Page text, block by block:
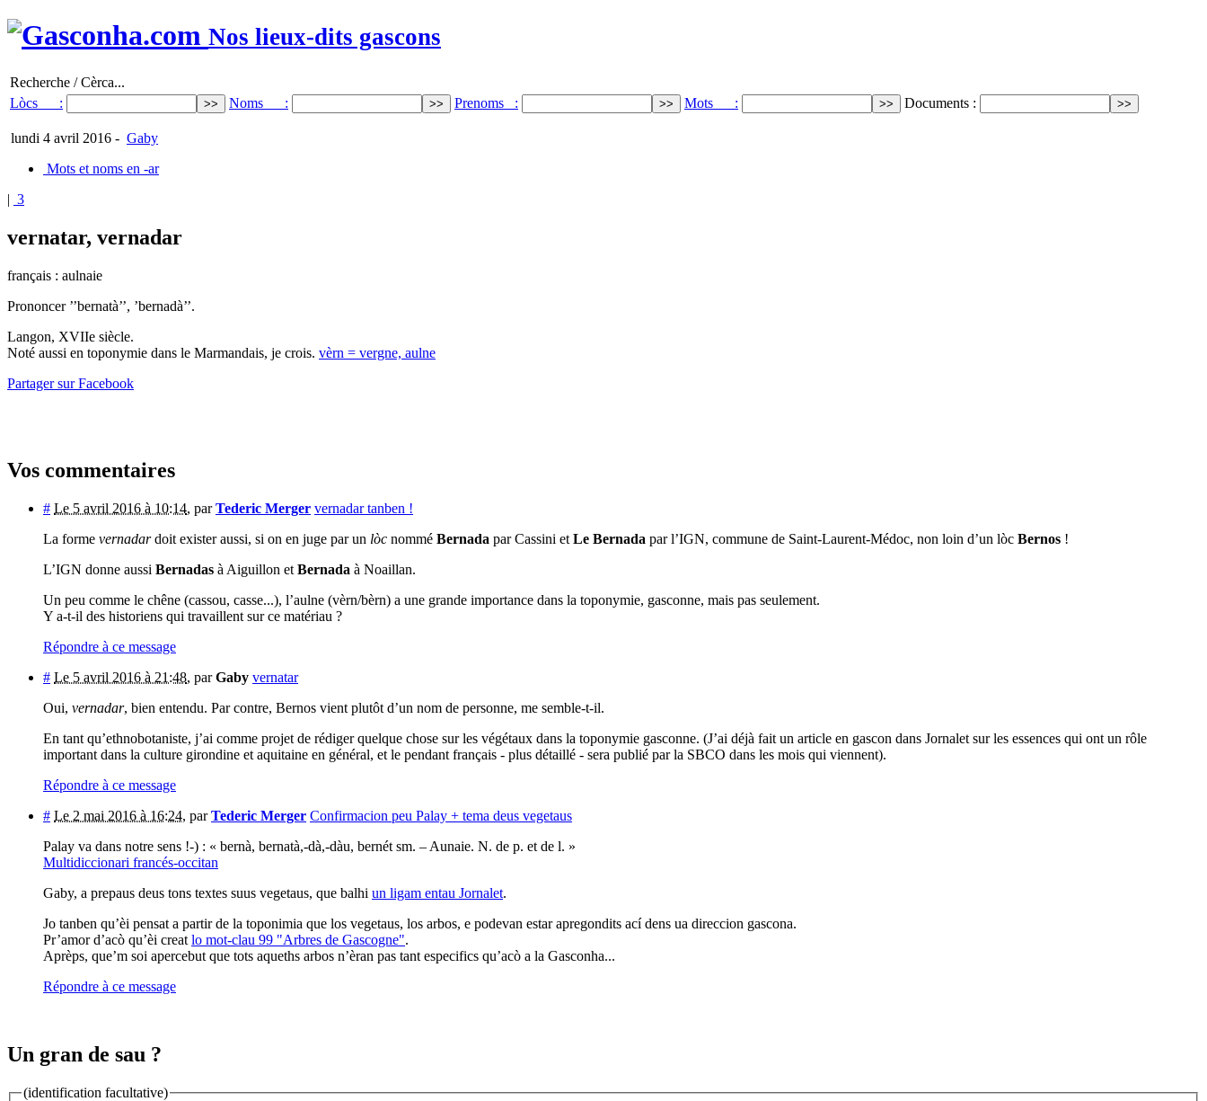
Nos lieux-dits gascons
Recherche / Cèrca...
Lòcs :
Noms : Prenoms : Mots : Documents :
lundi 4 avril 2016 - Gaby
Mots et noms en -ar
| 3
vernatar, vernadar
français : aulnaie
Prononcer ’’bernatà’’, ’bernadà’’.
Langon, XVIIe siècle.
Noté aussi en toponymie dans le Marmandais, je crois. vèrn = vergne, aulne
Partager sur Facebook
Vos commentaires
# Le 5 avril 2016 à 10:14, parTederic Merger vernadar tanben !
La forme vernadardoit exister aussi, si on en juge par un lòc nommé Bernada par Cassini et Le Bernada par l’IGN, commune de Saint-Laurent-Médoc, non loin d’un lòc Bernos !
L’IGN donne aussi Bernadas à Aiguillon et Bernada à Noaillan.
Un peu comme le chêne (cassou, casse...), l’aulne (vèrn/bèrn) a une grande importance dans la toponymie, gasconne, mais pas seulement.
Y a-t-il des historiens qui travaillent sur ce matériau ?
Répondre à ce message
# Le 5 avril 2016 à 21:48, parGaby vernatar
Oui, vernadar, bien entendu. Par contre, Bernos vient plutôt d’un nom de personne, me semble-t-il.
En tant qu’ethnobotaniste, j’ai comme projet de rédiger quelque chose sur les végétaux dans la toponymie gasconne. (J’ai déjà fait un article en gascon dans Jornalet sur les essences qui ont un rôle
important dans la culture girondine et aquitaine en général, et le pendant français - plus détaillé - sera publié par la SBCO dans les mois qui viennent).
Répondre à ce message
# Le 2 mai 2016 à 16:24, parTederic Merger Confirmacion peu Palay + tema deus vegetaus
Palay va dans notre sens !-) : « bernà, bernatà,-dà,-dàu, bernét sm. – Aunaie. N. de p. et de l. »
Multidiccionari francés-occitan
Gaby, a prepaus deus tons textes suus vegetaus, que balhi un ligam entau Jornalet.
Jo tanben qu’èi pensat a partir de la toponimia que los vegetaus, los arbos, e podevan estar apregondits ací dens ua direccion gascona.
Pr’amor d’acò qu’èi creat lo mot-clau 99 "Arbres de Gascogne".
Aprèps, que’m soi apercebut que tots aqueths arbos n’èran pas tant especifics qu’acò a la Gasconha...
Répondre à ce message
Un gran de sau ?
(identification facultative)